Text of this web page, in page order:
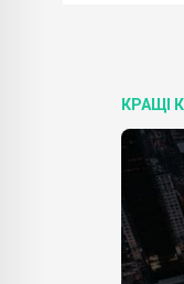
КРАЩІ